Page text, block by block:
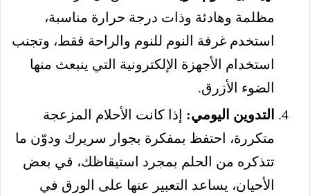
مظلمة وهادئة وذات درجة حرارة مناسبة،
استخدم غرفة النوم للنوم والراحة فقط، وتجنب
استخدام الأجهزة الإلكترونية التي ينبعث منها
الضوء الأزرق.
التدوين اليومي: إذا كانت الأحلام المزعجة
متكررة، احتفظ بمفكرة بجوار سريرك ودوّن ما
تتذكره من الحلم بمجرد استيقاظك، في بعض
الأحيان، يساعد التعبير عنها على الورق في